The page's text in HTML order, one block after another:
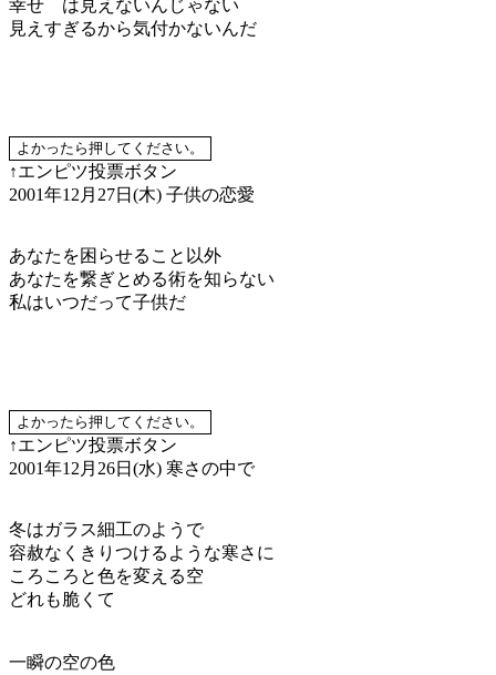
幸せ は見えないんじゃない
見えすぎるから気付かないんだ
↑エンピツ投票ボタン
2001年12月27日(木) 子供の恋愛
あなたを困らせること以外
あなたを繋ぎとめる術を知らない
私はいつだって子供だ
↑エンピツ投票ボタン
2001年12月26日(水) 寒さの中で
冬はガラス細工のようで
容赦なくきりつけるような寒さに
ころころと色を変える空
どれも脆くて
一瞬の空の色